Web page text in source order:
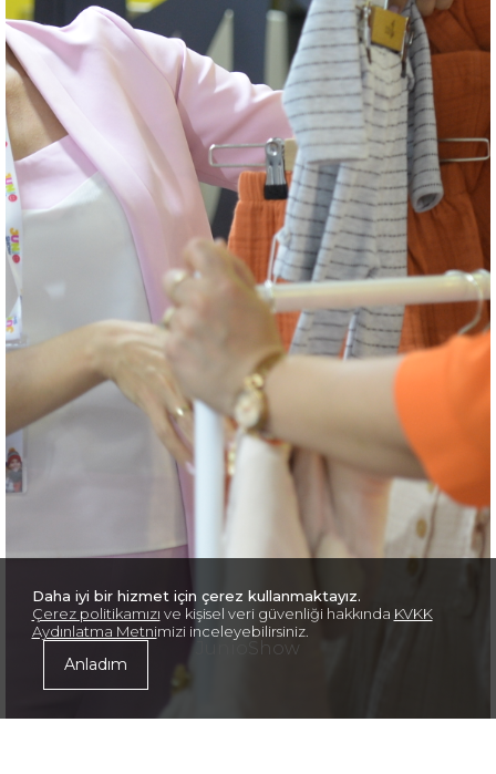
JunioShow
Daha iyi bir hizmet için çerez kullanmaktayız.
Çerez politikamızı ve kişisel veri güvenliği hakkında KVKK
Aydınlatma Metnimizi inceleyebilirsiniz.
Anladım